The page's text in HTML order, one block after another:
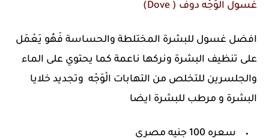
غسول الْوَجْه دوف ( Dove)
افضل غسول للبشرة المختلطة والحساسة فَهُو يَعْمَل
على تنظيف البشرة ونركها ناعمة كما يحتوي على الماء
والجلسرين للتخلص من التهابات الْوَجْه وتجديد خلايا
البشرة و مرطب للبشرة ايضا
سعره 100 جنيه مصرى